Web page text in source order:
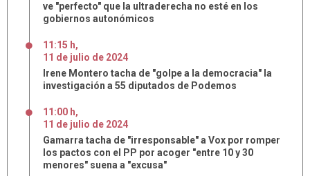
ve "perfecto" que la ultraderecha no esté en los
gobiernos autonómicos
11:15 h,
11 de julio de 2024
Irene Montero tacha de "golpe a la democracia" la
investigación a 55 diputados de Podemos
11:00 h,
11 de julio de 2024
Gamarra tacha de "irresponsable" a Vox por romper
los pactos con el PP por acoger "entre 10 y 30
menores" suena a "excusa"